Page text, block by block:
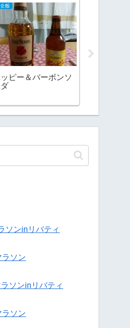
般
ピー＆バーボンソ
ソンinリバティ
ソン
ソンinリバティ
ソン